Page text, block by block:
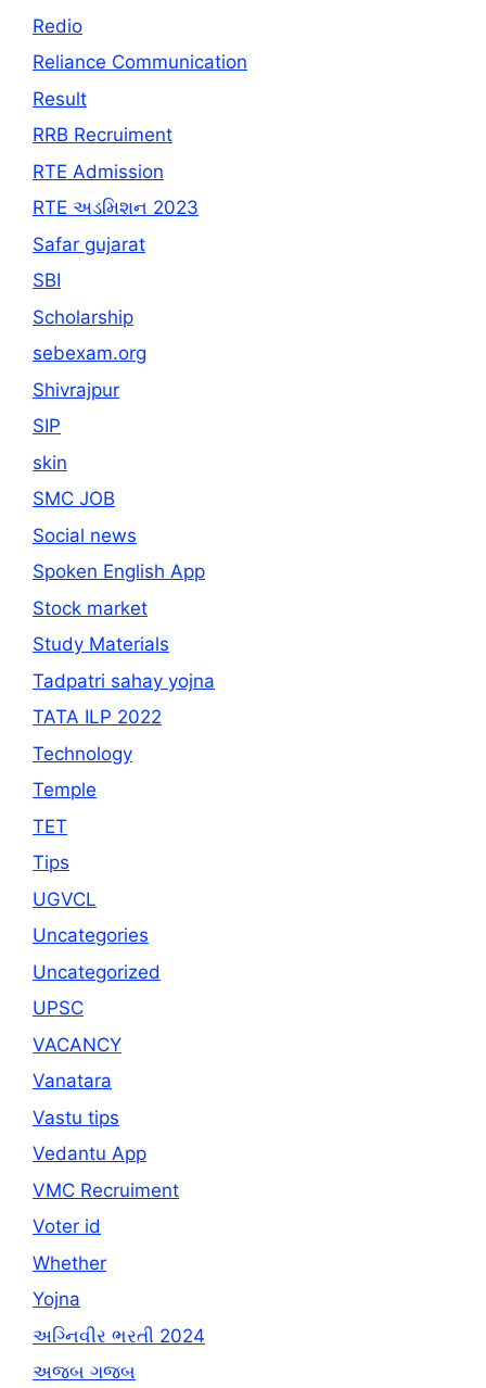
Redio
Reliance Communication
Result
RRB Recruiment
RTE Admission
RTE અડમિશન 2023
Safar gujarat
SBI
Scholarship
sebexam.org
Shivrajpur
SIP
skin
SMC JOB
Social news
Spoken English App
Stock market
Study Materials
Tadpatri sahay yojna
TATA ILP 2022
Technology
Temple
TET
Tips
UGVCL
Uncategories
Uncategorized
UPSC
VACANCY
Vanatara
Vastu tips
Vedantu App
VMC Recruiment
Voter id
Whether
Yojna
અગ્નિવીર ભરતી 2024
અજબ ગજબ